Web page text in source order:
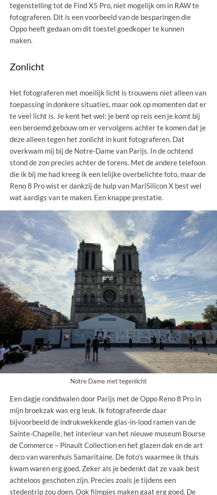
tegenstelling tot de Find X5 Pro, niet mogelijk om in RAW te
fotograferen. Dit is een voorbeeld van de besparingen die
Oppo heeft gedaan om dit toestel goedkoper te kunnen
maken.
Zonlicht
Het fotograferen met moeilijk licht is trouwens niet alleen van
toepassing in donkere situaties, maar ook op momenten dat er
te veel licht is. Je kent het wel: je bent op reis een je komt bij
een beroemd gebouw om er vervolgens achter te komen dat je
deze alleen tegen het zonlicht in kunt fotograferen. Dat
overkwam mij bij de Notre-Dame van Parijs. In de ochtend
stond de zon precies achter de torens. Met de andere telefoon
die ik bij me had kreeg ik een lelijke overbelichte foto, maar de
Reno 8 Pro wist er dankzij de hulp van MariSilicon X best wel
wat aardigs van te maken. Een knappe prestatie.
Notre Dame met tegenlicht
Een dagje ronddwalen door Parijs met de Oppo Reno 8 Pro in
mijn broekzak was erg leuk. Ik fotografeerde daar
bijvoorbeeld de indrukwekkende glas-in-lood ramen van de
Sainte-Chapelle, het interieur van het nieuwe museum Bourse
de Commerce – Pinault Collection en het glazen dak en de art
deco van warenhuis Samaritaine. De foto’s waarmee ik thuis
kwam waren erg goed. Zeker als je bedenkt dat ze vaak best
achteloos geschoten zijn. Precies zoals je tijdens een
stedentrip zou doen. Ook filmpjes maken gaat erg goed. De